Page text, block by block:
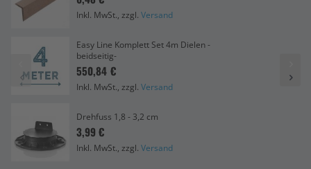
Inkl. MwSt., zzgl. Versand
Easy Line Komplett Set 4m Dielen -
beidseitig-
550,84 €
Inkl. MwSt., zzgl. Versand
Drehfuss 1,8 - 3,2 cm
3,99 €
Inkl. MwSt., zzgl. Versand